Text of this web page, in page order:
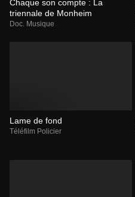
Chaque son compte : La
triennale de Monheim
Doc. Musique
Lame de fond
Téléfilm Policier